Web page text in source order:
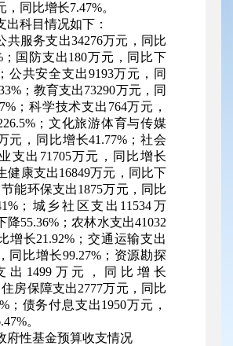
，同比增长7.47%。
出科目情况如下：
共服务支出34276万元，同比
；国防支出180万元，同比下
公共安全支出9193万元，同
；教育支出73290万元，同
；科学技术支出764万元，
；文化旅游体育与传媒
元，同比增长41.77%；社会
支出71705万元，同比增长
健康支出16849万元，同比下
节能环保支出1875万元，同比
；城乡社区支出11534万
降55.36%；农林水支出41032
增长21.92%；交通运输支出
同比增长99.27%；资源勘探
出1499万元，同比增长
住房保障支出2777万元，同比
；债务付息支出1950万元，
。
府性基金预算收支情况